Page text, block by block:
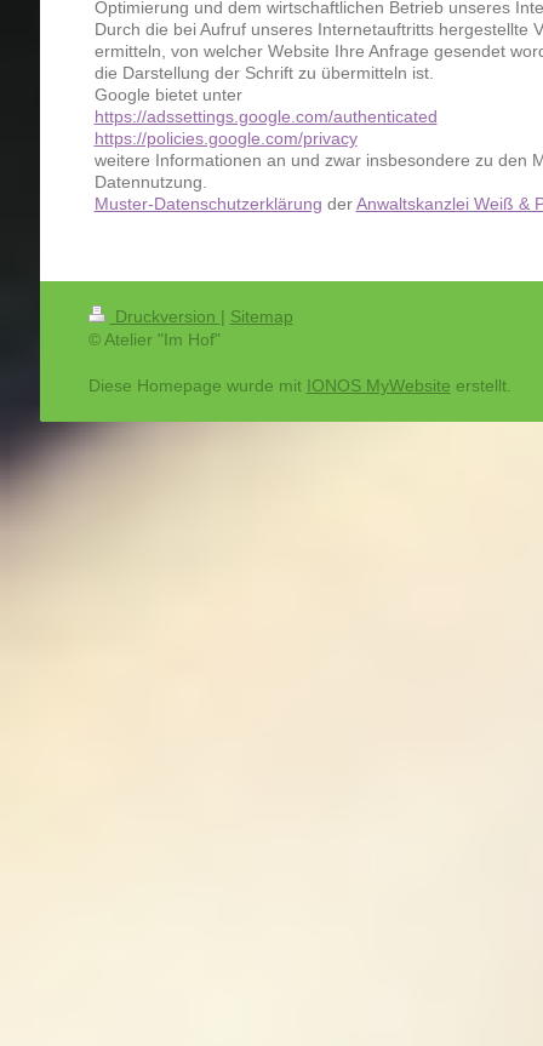
Optimierung und dem wirtschaftlichen Betrieb unseres
Durch die bei Aufruf unseres Internetauftritts hergestellte
ermitteln, von welcher Website Ihre Anfrage gesendet
die Darstellung der Schrift zu übermitteln ist.
Google bietet unter
https://adssettings.google.com/authenticated
https://policies.google.com/privacy
weitere Informationen an und zwar insbesondere zu den
Datennutzung.
Muster-Datenschutzerklärung derAnwaltskanzlei Weiß &
Druckversion | Sitemap
© Atelier "Im Hof"
Diese Homepage wurde mit IONOS MyWebsite erstellt.